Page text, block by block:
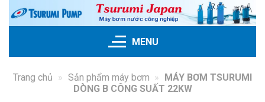
Skip
MENU
Trang chủ » Sản phẩm máy bơm » MÁY BƠM TSURUMI
DÒNG B CÔNG SUẤT 22KW